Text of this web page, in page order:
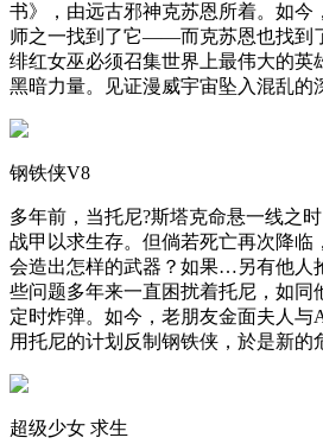
书》，由远古邪神克苏恩所着。如今
师之一找到了它——而克苏恩也找到
绯红女巫必须召集世界上最伟大的
黑暗力量。见证漫威宇宙坠入混乱的
钢铁侠V8
多年前，当托尼?斯塔克命悬一线之
战甲以求生存。但倘若死亡再次降临
会造出怎样的武器？如果…另有他人
些问题多年来一直困扰着托尼，如同
定时炸弹。如今，老朋友金面夫人与
用托尼的计划反制钢铁侠，於是新
超级少女 求生